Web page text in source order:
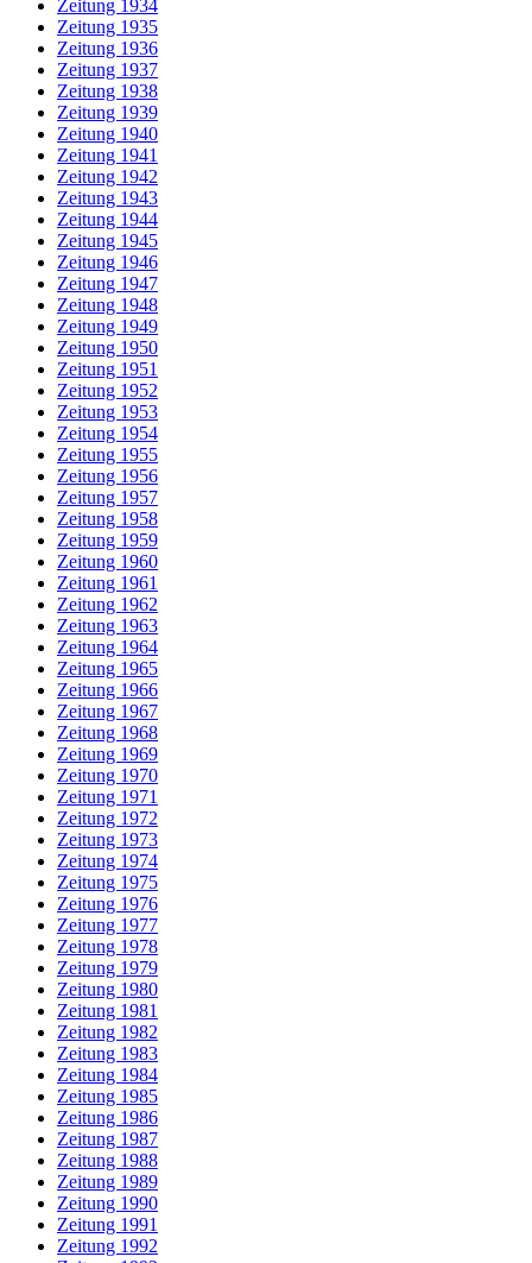
Zeitung 1934
Zeitung 1935
Zeitung 1936
Zeitung 1937
Zeitung 1938
Zeitung 1939
Zeitung 1940
Zeitung 1941
Zeitung 1942
Zeitung 1943
Zeitung 1944
Zeitung 1945
Zeitung 1946
Zeitung 1947
Zeitung 1948
Zeitung 1949
Zeitung 1950
Zeitung 1951
Zeitung 1952
Zeitung 1953
Zeitung 1954
Zeitung 1955
Zeitung 1956
Zeitung 1957
Zeitung 1958
Zeitung 1959
Zeitung 1960
Zeitung 1961
Zeitung 1962
Zeitung 1963
Zeitung 1964
Zeitung 1965
Zeitung 1966
Zeitung 1967
Zeitung 1968
Zeitung 1969
Zeitung 1970
Zeitung 1971
Zeitung 1972
Zeitung 1973
Zeitung 1974
Zeitung 1975
Zeitung 1976
Zeitung 1977
Zeitung 1978
Zeitung 1979
Zeitung 1980
Zeitung 1981
Zeitung 1982
Zeitung 1983
Zeitung 1984
Zeitung 1985
Zeitung 1986
Zeitung 1987
Zeitung 1988
Zeitung 1989
Zeitung 1990
Zeitung 1991
Zeitung 1992